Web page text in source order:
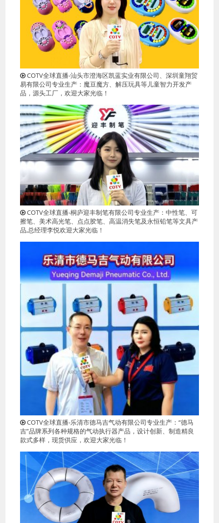
COTV全球直播-汕头市澄海区凯蓝实业有限公司、深圳童翔贸
易有限公司专业生产：魔豆魔方、解压玩具等儿童智力开发产
品，源头工厂，欢迎大家光临！
COTV全球直播-桐庐迎丰制笔有限公司专业生产：中性笔、可
擦笔、美术高光笔、点点胶笔、高温消失笔及永恒铅笔等文具产
品,总经理李悦欢迎大家光临！
COTV全球直播-乐清市德马吉气动有限公司专业生产：“德马
吉”品牌系列各种规格的气动执行器产品，设计创新、制造精良
款式多样，现货供应，欢迎大家光临！